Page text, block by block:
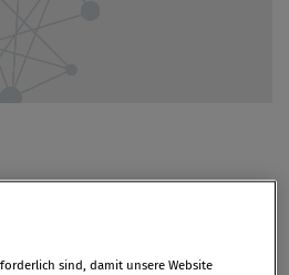
sind, damit unsere Website